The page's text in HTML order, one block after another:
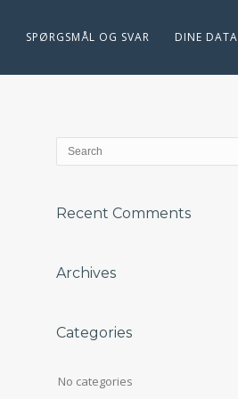
SPØRGSMÅL OG SVAR DINE DATA
Recent Comments
Archives
Categories
No categories